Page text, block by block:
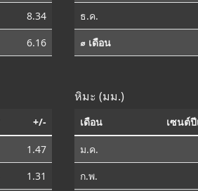
8.34
6.16
ธ.ค.
⌀ เดือน
+/-
1.47
1.31
หิมะ (มม.)
เดือน เซนต์ปี
ม.ค.
ก.พ.